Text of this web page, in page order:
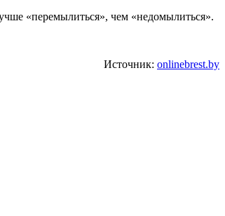
«перемылиться», чем «недомылиться».
Источник: onlinebrest.by